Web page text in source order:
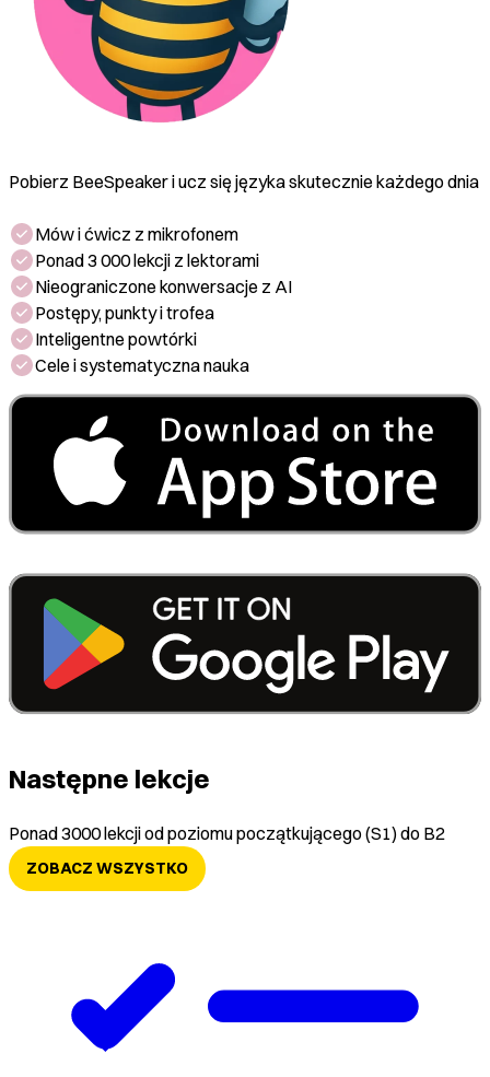
Pobierz BeeSpeaker i ucz się języka skutecznie każdego dnia
Mów i ćwicz z mikrofonem
Ponad 3 000 lekcji z lektorami
Nieograniczone konwersacje z AI
Postępy, punkty i trofea
Inteligentne powtórki
Cele i systematyczna nauka
Następne lekcje
Ponad 3000 lekcji od poziomu początkującego (S1) do B2
ZOBACZ WSZYSTKO